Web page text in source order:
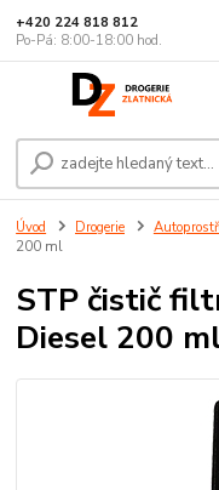
+420 224 818 812
Po-Pá: 8:00-18:00 hod.
Úvod Drogerie
200 ml
STP čistič
Diesel 200